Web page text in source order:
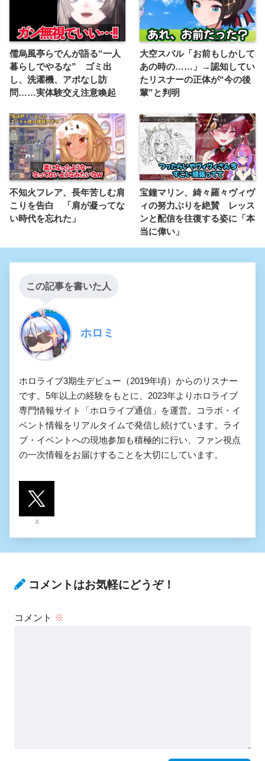
儒烏風亭らでんが語る“一人
暮らしでやるな” ゴミ出
し、洗濯機、アポなし訪
問……実体験交え注意喚起
大空スバル「お前もしかして
あの時の……」→認知してい
たリスナーの正体が“今の後
輩”と判明
不知火フレア、長年苦しむ肩
こりを告白 「肩が凝ってな
い時代を忘れた」
宝鐘マリン、綺々羅々ヴィヴ
ィの努力ぶりを絶賛 レッス
ンと配信を往復する姿に「本
当に偉い」
この記事を書いた人
ホロミ
ホロライブ3期生デビュー（2019年頃）からのリスナー
です。5年以上の経験をもとに、2023年よりホロライブ
専門情報サイト「ホロライブ通信」を運営。コラボ・イ
ベント情報をリアルタイムで発信し続けています。ライ
ブ・イベントへの現地参加も積極的に行い、ファン視点
の一次情報をお届けすることを大切にしています。
X
コメントはお気軽にどうぞ！
コメント ※